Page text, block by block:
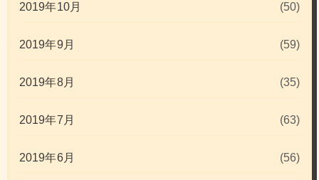
2019年10月 (50)
2019年9月 (59)
2019年8月 (35)
2019年7月 (63)
2019年6月 (56)